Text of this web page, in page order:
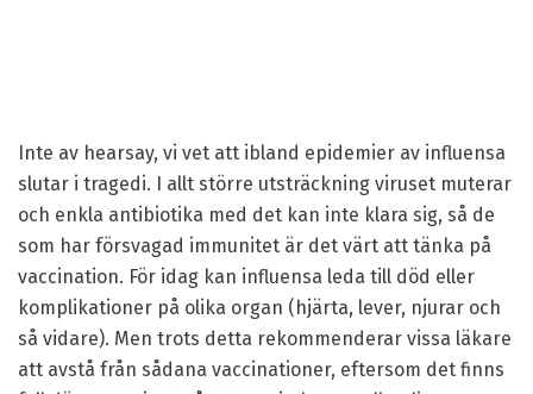
Inte av hearsay, vi vet att ibland epidemier av influensa
slutar i tragedi. I allt större utsträckning viruset muterar
och enkla antibiotika med det kan inte klara sig, så de
som har försvagad immunitet är det värt att tänka på
vaccination. För idag kan influensa leda till död eller
komplikationer på olika organ (hjärta, lever, njurar och
så vidare). Men trots detta rekommenderar vissa läkare
att avstå från sådana vaccinationer, eftersom det finns